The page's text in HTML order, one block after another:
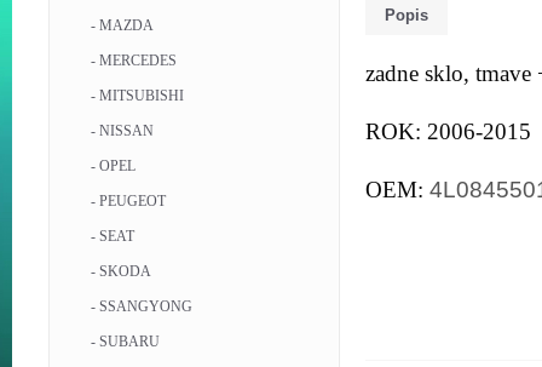
- MAZDA
- MERCEDES
- MITSUBISHI
- NISSAN
- OPEL
- PEUGEOT
- SEAT
- SKODA
- SSANGYONG
- SUBARU
Popis
zadne sklo, tmave
ROK: 2006-2015
OEM: